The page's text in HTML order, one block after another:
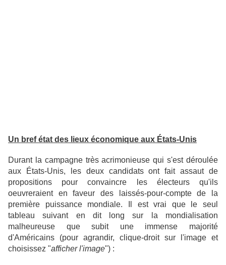
Un bref état des lieux économique aux États-Unis
Durant la campagne très acrimonieuse qui s'est déroulée
aux États-Unis, les deux candidats ont fait assaut de
propositions pour convaincre les électeurs qu'ils
oeuvreraient en faveur des laissés-pour-compte de la
première puissance mondiale. Il est vrai que le seul
tableau suivant en dit long sur la mondialisation
malheureuse que subit une immense majorité
d'Américains (pour agrandir, clique-droit sur l'image et
choisissez "afficher l'image") :